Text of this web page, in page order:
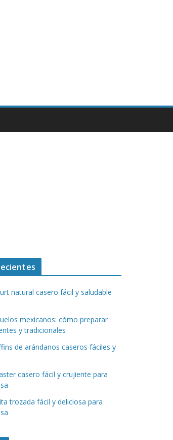
natural casero fácil y saludable
mexicanos: cómo preparar
y tradicionales
de arándanos caseros fáciles y
casero fácil y crujiente para
trozada fácil y deliciosa para